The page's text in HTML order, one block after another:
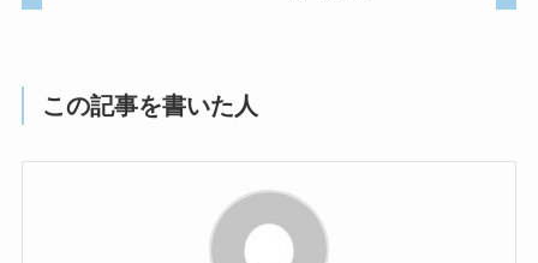
この記事を書いた人